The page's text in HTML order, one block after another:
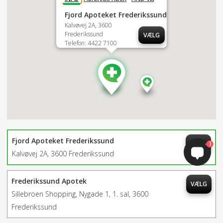
VÆLG
Fjord Apoteket Frederikssund
Kalvøvej 2A, 3600
Frederikssund
Telefon: 4422 7100
VÆLG
Fjord Apoteket Frederikssund
Kalvøvej 2A, 3600 Frederikssund
VÆLG
Frederikssund Apotek
Sillebroen Shopping, Nygade 1, 1. sal, 3600
Frederikssund
1